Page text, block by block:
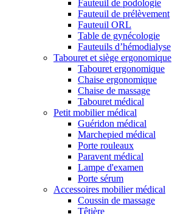
Fauteuil de podologie
Fauteuil de prélèvement
Fauteuil ORL
Table de gynécologie
Fauteuils d’hémodialyse
Tabouret et siège ergonomique
Tabouret ergonomique
Chaise ergonomique
Chaise de massage
Tabouret médical
Petit mobilier médical
Guéridon médical
Marchepied médical
Porte rouleaux
Paravent médical
Lampe d'examen
Porte sérum
Accessoires mobilier médical
Coussin de massage
Têtière